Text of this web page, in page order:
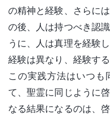
の精神と経験、さらに
の後、人は持つべき認
うに、人は真理を経験
経験は異なり、経験す
この実践方法はいつも
て、聖霊に同じように
なる結果になるのは、